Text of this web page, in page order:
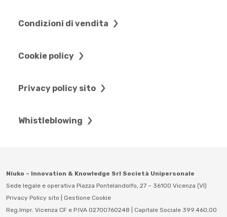
Condizioni di vendita
Cookie policy
Privacy policy sito
Whistleblowing
Niuko – Innovation & Knowledge Srl Società Unipersonale
Sede legale e operativa Piazza Pontelandolfo, 27 – 36100 Vicenza (VI)
Privacy Policy sito
Gestione Cookie
Reg.Impr. Vicenza CF e P.IVA 02700760248 | Capitale Sociale 399.460,00